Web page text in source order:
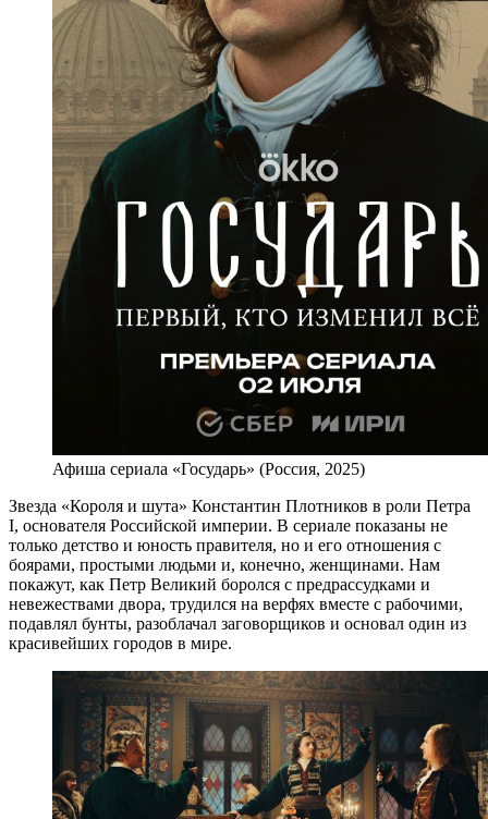
Афиша сериала «Государь» (Россия, 2025)
Звезда «Короля и шута» Константин Плотников в роли Петра
I, основателя Российской империи. В сериале показаны не
только детство и юность правителя, но и его отношения с
боярами, простыми людьми и, конечно, женщинами. Нам
покажут, как Петр Великий боролся с предрассудками и
невежествами двора, трудился на верфях вместе с рабочими,
подавлял бунты, разоблачал заговорщиков и основал один из
красивейших городов в мире.